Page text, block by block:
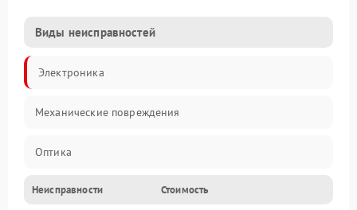
Виды неисправностей
Электроника
Механические повреждения
Оптика
Неисправности Стоимость